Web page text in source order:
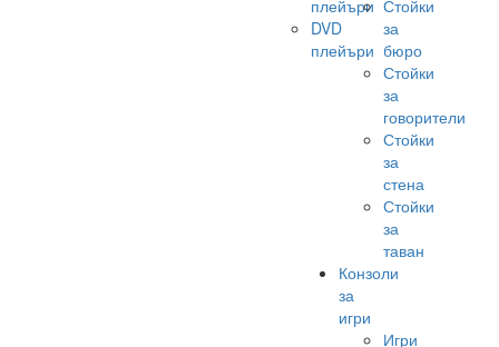
плейъри
DVD
плейъри
Стойки
за
бюро
Стойки
за
говорители
Стойки
за
стена
Стойки
за
таван
Конзоли
за
игри
Игри